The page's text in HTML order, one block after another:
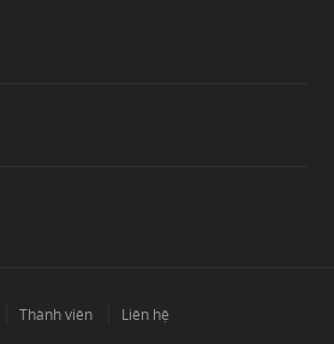
Thành viên Liên hệ